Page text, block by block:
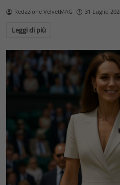
Redazione VelvetMAG 31 Luglio
Leggi di più